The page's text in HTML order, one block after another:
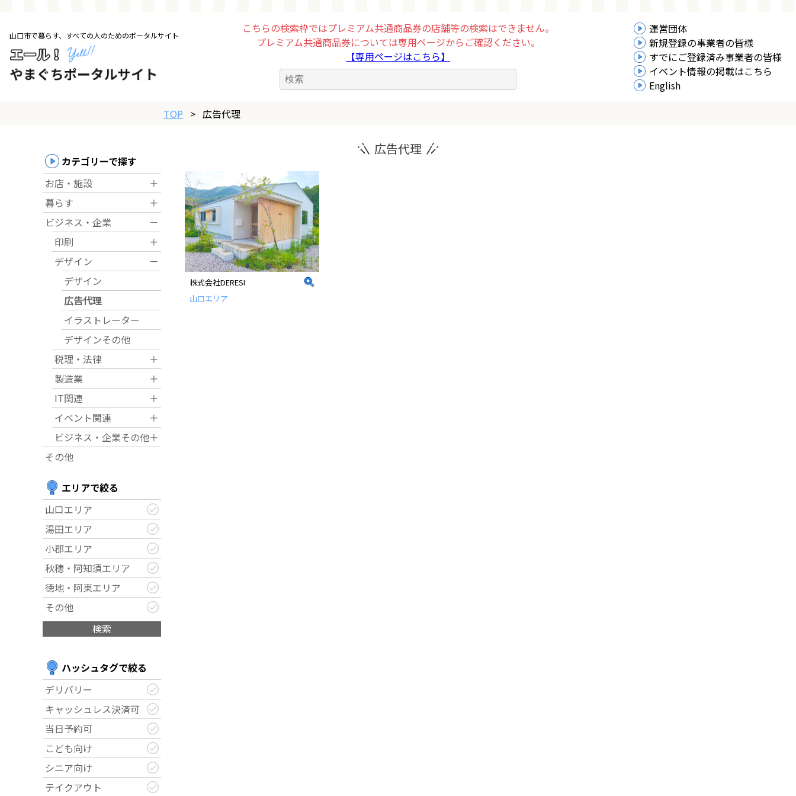
山口市で暮らす、すべての人のためのポータルサイト
運営団体
新規登録の事業者の皆様
すでにご登録済み事業者の皆様
イベント情報の掲載はこちら
English
こちらの検索枠ではプレミアム共通商品券の店舗等の検索はできません。
プレミアム共通商品券については専用ページからご確認ください。
【専用ページはこちら】
暮らす
その他
求人情報
運営団体
TOP > 広告代理
カテゴリーで探す
お店・施設
＋
暮らす
＋
ビジネス・企業
－
印刷
＋
デザイン
－
デザイン
広告代理
イラストレーター
デザインその他
税理・法律
＋
製造業
＋
IT関連
＋
イベント関連
＋
ビジネス・企業その他＋
その他
エリアで絞る
山口エリア
湯田エリア
小郡エリア
秋穂・阿知須エリア
徳地・阿東エリア
その他
検索
ハッシュタグで絞る
デリバリー
キャッシュレス決済可
当日予約可
こども向け
シニア向け
テイクアウト
広告代理
株式会社DERESI
山口エリア